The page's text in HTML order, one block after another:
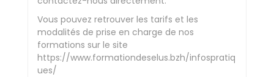
Vous pouvez retrouver les tarifs et les
modalités de prise en charge de nos
formations sur le site
https://www.formationdeselus.bzh/infospratiq
ues/